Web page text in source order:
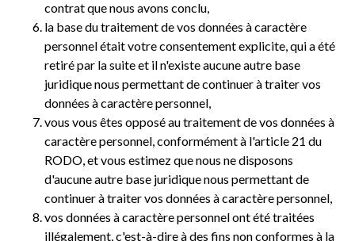
contrat que nous avons conclu,
la base du traitement de vos données à caractère
personnel était votre consentement explicite, qui a été
retiré par la suite et il n'existe aucune autre base
juridique nous permettant de continuer à traiter vos
données à caractère personnel,
vous vous êtes opposé au traitement de vos données à
caractère personnel, conformément à l'article 21 du
RODO, et vous estimez que nous ne disposons
d'aucune autre base juridique nous permettant de
continuer à traiter vos données à caractère personnel,
vos données à caractère personnel ont été traitées
illégalement, c'est-à-dire à des fins non conformes à la